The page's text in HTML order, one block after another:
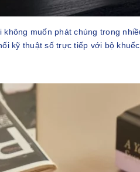
muốn phát chúng trong
kỹ thuật số trực tiếp với bộ